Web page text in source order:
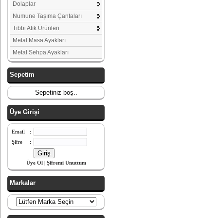
Dolaplar
Numune Taşıma Çantaları
Tıbbi Atık Ürünleri
Metal Masa Ayakları
Metal Sehpa Ayakları
Sepetim
Sepetiniz boş..
Üye Girişi
Email
:
Şifre
:
Üye Ol Şifremi Unuttum
Markalar